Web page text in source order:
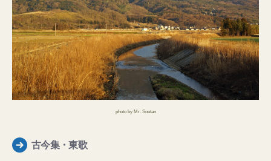
photo by Mr. Soutan
古今集・東歌